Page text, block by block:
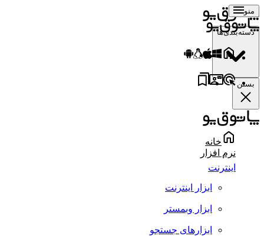
منو
دسته‌بندی‌ها
بستن
خانه
نرم افزار
اینترنت
ابزار اینترنت
ابزار وبمستر
ابزارهای جستجو